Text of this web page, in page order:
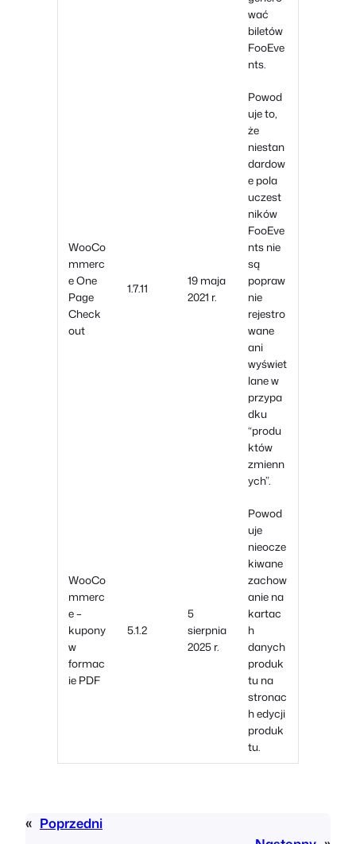
wać
biletów
FooEve
nts.
WooCo
mmerc
e One
Page
Check
out
1.7.11
19 maja
2021 r.
Powod
uje to,
że
niestan
dardow
e pola
uczest
ników
FooEve
nts nie
są
popraw
nie
rejestro
wane
ani
wyświet
lane w
przypa
dku
“produ
któw
zmienn
ych”.
WooCo
mmerc
e –
kupony
w
formac
ie PDF
5.1.2
5
sierpnia
2025 r.
Powod
uje
nieocze
kiwane
zachow
anie na
kartac
h
danych
produk
tu na
stronac
h edycji
produk
tu.
« Poprzedni